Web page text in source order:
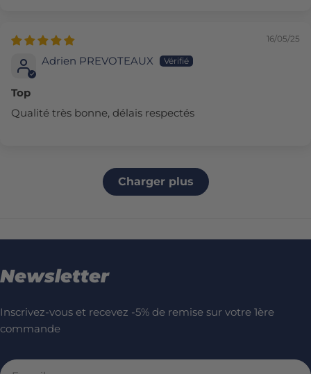
16/05/25
Adrien PREVOTEAUX
Top
Qualité très bonne, délais respectés
Charger plus
Newsletter
Inscrivez-vous et recevez -5% de remise sur votre 1ère
commande
E-